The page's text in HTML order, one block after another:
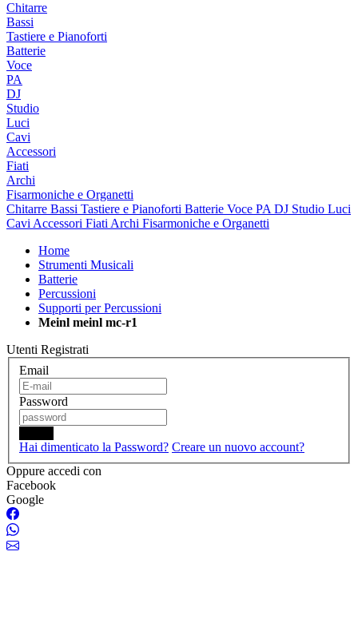
Chitarre
Bassi
Tastiere e Pianoforti
Batterie
Voce
PA
DJ
Studio
Luci
Cavi
Accessori
Fiati
Archi
Fisarmoniche e Organetti
Chitarre Bassi Tastiere e Pianoforti Batterie Voce PA DJ Studio Luci
Cavi Accessori Fiati Archi Fisarmoniche e Organetti
Home
Strumenti Musicali
Batterie
Percussioni
Supporti per Percussioni
Meinl meinl mc-r1
Utenti Registrati
Email
Password
Hai dimenticato la Password? Creare un nuovo account?
Oppure accedi con
Facebook
Google